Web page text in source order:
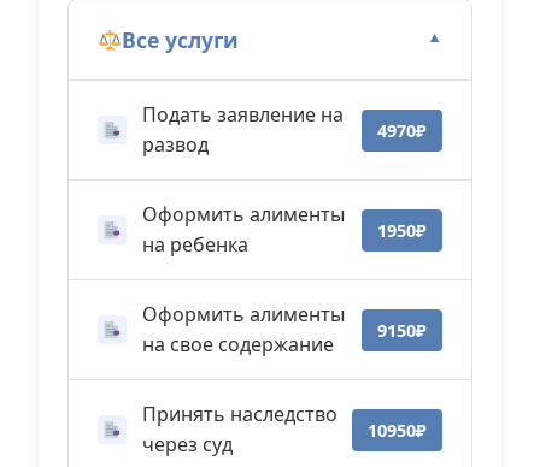
Все услуги ▼
Подать заявление на
развод
4970₽
Оформить алименты
на ребенка
1950₽
Оформить алименты
на свое содержание
9150₽
Принять наследство
через суд
10950₽